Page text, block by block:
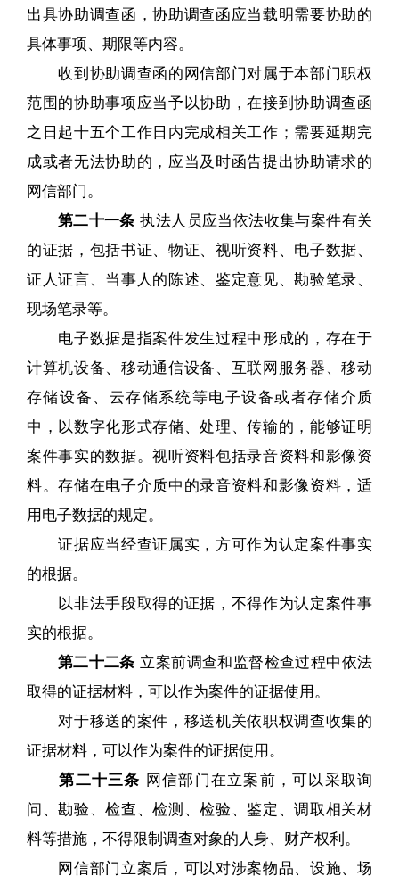
出具协助调查函，协助调查函应当载明需要协助的
具体事项、期限等内容。
收到协助调查函的网信部门对属于本部门职权
范围的协助事项应当予以协助，在接到协助调查函
之日起十五个工作日内完成相关工作；需要延期完
成或者无法协助的，应当及时函告提出协助请求的
网信部门。
第二十一条 执法人员应当依法收集与案件有关
的证据，包括书证、物证、视听资料、电子数据、
证人证言、当事人的陈述、鉴定意见、勘验笔录、
现场笔录等。
电子数据是指案件发生过程中形成的，存在于
计算机设备、移动通信设备、互联网服务器、移动
存储设备、云存储系统等电子设备或者存储介质
中，以数字化形式存储、处理、传输的，能够证明
案件事实的数据。视听资料包括录音资料和影像资
料。存储在电子介质中的录音资料和影像资料，适
用电子数据的规定。
证据应当经查证属实，方可作为认定案件事实
的根据。
以非法手段取得的证据，不得作为认定案件事
实的根据。
第二十二条 立案前调查和监督检查过程中依法
取得的证据材料，可以作为案件的证据使用。
对于移送的案件，移送机关依职权调查收集的
证据材料，可以作为案件的证据使用。
第二十三条 网信部门在立案前，可以采取询
问、勘验、检查、检测、检验、鉴定、调取相关材
料等措施，不得限制调查对象的人身、财产权利。
网信部门立案后，可以对涉案物品、设施、场